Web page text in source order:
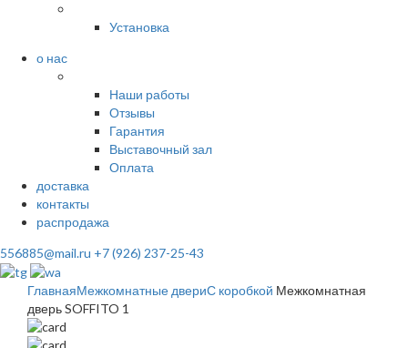
Установка
о нас
Наши работы
Отзывы
Гарантия
Выставочный зал
Оплата
доставка
контакты
распродажа
556885@mail.ru +7 (926) 237-25-43
ГлавнаяМежкомнатные двериС коробкой Межкомнатная
дверь SOFFITO 1